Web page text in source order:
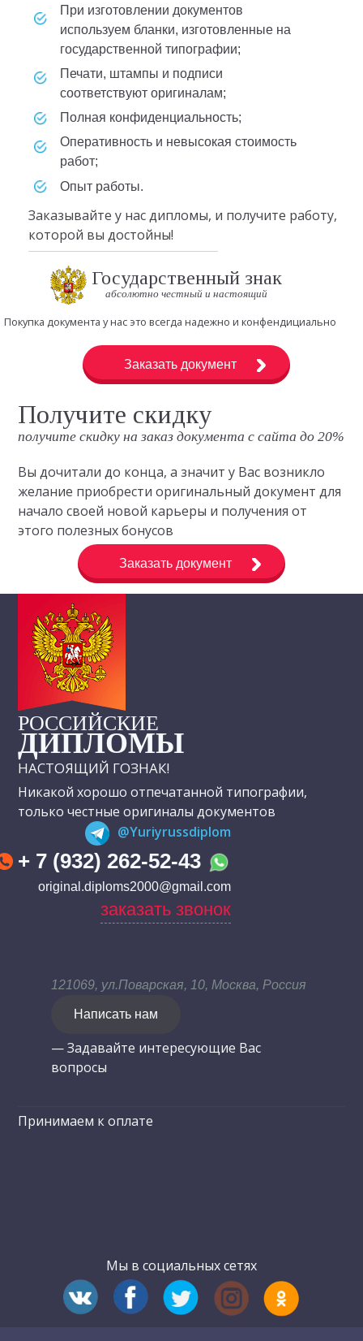
при изготовлении документов
используем бланки, изготовленные на
государственной типографии;
печати, штампы и подписи
соответствуют оригиналам;
полная конфиденциальность;
оперативность и невысокая стоимость
работ;
опыт работы.
Заказывайте у нас дипломы, и получите работу,
которой вы достойны!
Государственный знак
абсолютно честный и настоящий
Покупка документа у нас это всегда надежно и конфендициально
Заказать документ
Получите скидку
получите скидку на заказ документа с сайта до 20%
Вы дочитали до конца, а значит у Вас возникло
желание приобрести оригинальный документ для
начало своей новой карьеры и получения от
этого полезных бонусов
Заказать документ
РОССИЙСКИЕ
ДИПЛОМЫ
НАСТОЯЩИЙ ГОЗНАК!
Никакой хорошо отпечатанной типографии,
только честные оригиналы документов
@Yuriyrussdiplom
+ 7 (932) 262-52-43
original.diploms2000@gmail.com
заказать звонок
121069, ул.Поварская, 10, Москва, Россия
Написать нам
— Задавайте интересующие Вас
вопросы
Принимаем к оплате
Мы в социальных сетях